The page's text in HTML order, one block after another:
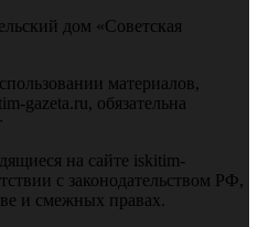
дом «Советская
материалов,
gazeta.ru, обязательна
на сайте iskitim-
с законодательством РФ,
и смежных правах.